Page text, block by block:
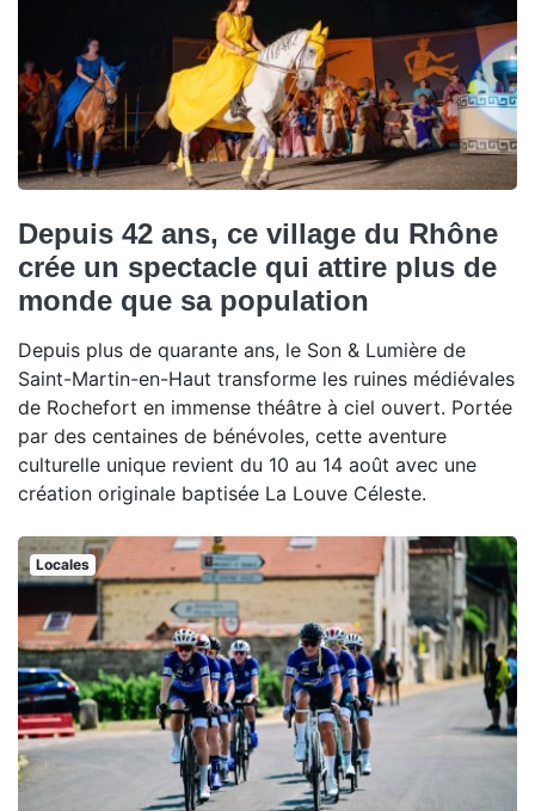
Depuis 42 ans, ce village du Rhône
crée un spectacle qui attire plus de
monde que sa population
Depuis plus de quarante ans, le Son & Lumière de
Saint-Martin-en-Haut transforme les ruines médiévales
de Rochefort en immense théâtre à ciel ouvert. Portée
par des centaines de bénévoles, cette aventure
culturelle unique revient du 10 au 14 août avec une
création originale baptisée La Louve Céleste.
Locales